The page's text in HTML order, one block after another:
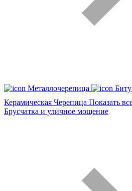
Металлочерепица
Керамическая Черепица Показать
Брусчатка и уличное мощение